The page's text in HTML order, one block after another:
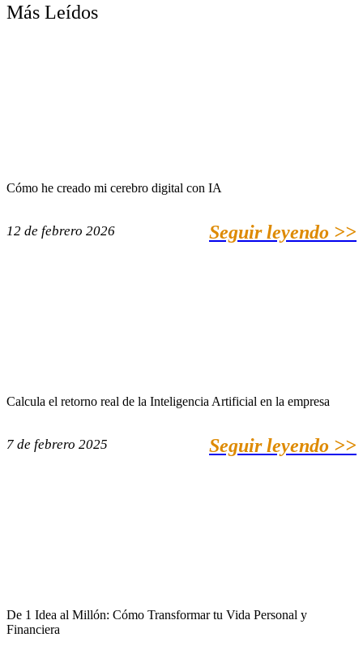
Más Leídos
Cómo he creado mi cerebro digital con IA
12 de febrero 2026 Seguir leyendo >>
Calcula el retorno real de la Inteligencia Artificial en la empresa
7 de febrero 2025 Seguir leyendo >>
De 1 Idea al Millón: Cómo Transformar tu Vida Personal y
Financiera